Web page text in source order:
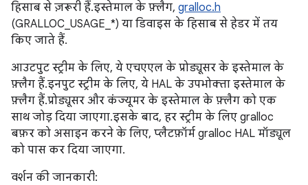
हिसाब से ज़रूरी हैं. इस्तेमाल के फ़्लैग, gralloc.h
(GRALLOC_USAGE_*) या डिवाइस के हिसाब से हेडर में तय
किए जाते हैं.
आउटपुट स्ट्रीम के लिए, ये एचएएल के प्रोड्यूसर के इस्तेमाल के
फ़्लैग हैं. इनपुट स्ट्रीम के लिए, ये HAL के उपभोक्ता इस्तेमाल के
फ़्लैग हैं. प्रोड्यूसर और कंज्यूमर के इस्तेमाल के फ़्लैग को एक
साथ जोड़ दिया जाएगा. इसके बाद, हर स्ट्रीम के लिए gralloc
बफ़र को असाइन करने के लिए, प्लैटफ़ॉर्म gralloc HAL मॉड्यूल
को पास कर दिया जाएगा.
वर्शन की जानकारी: